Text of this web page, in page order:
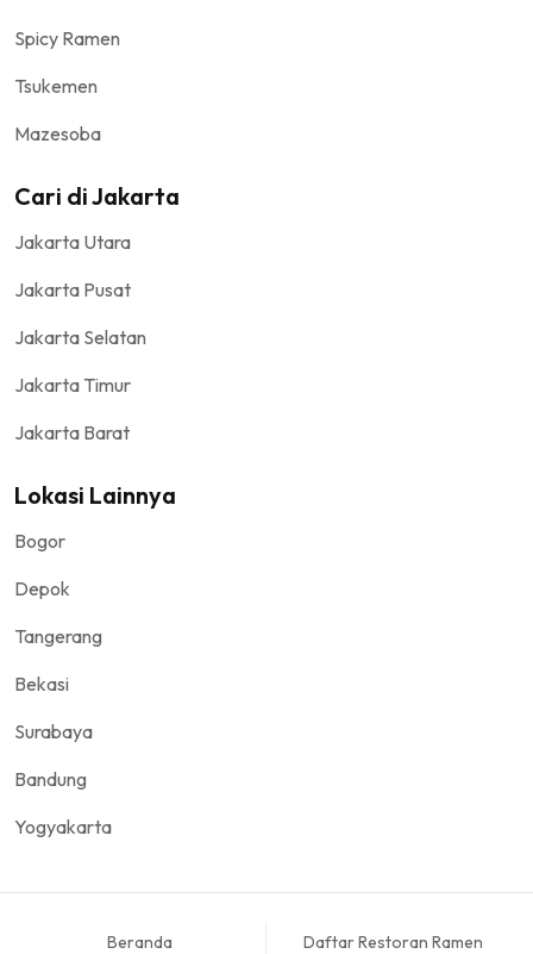
Spicy Ramen
Tsukemen
Mazesoba
Cari di Jakarta
Jakarta Utara
Jakarta Pusat
Jakarta Selatan
Jakarta Timur
Jakarta Barat
Lokasi Lainnya
Bogor
Depok
Tangerang
Bekasi
Surabaya
Bandung
Yogyakarta
Beranda Daftar Restoran Ramen